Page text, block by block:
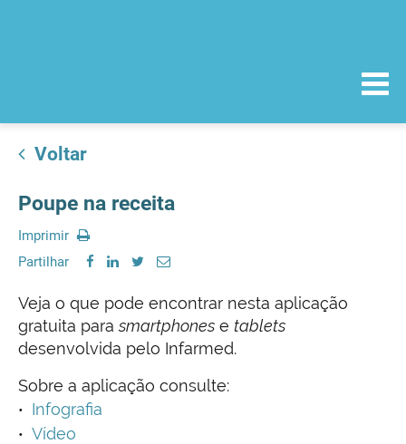
Voltar
Poupe na receita
Imprimir
Partilhar
Veja o que pode encontrar nesta aplicação
gratuita parasmartphones e tablets
desenvolvida pelo Infarmed.
Sobre a aplicação consulte:
Infografia
Vídeo